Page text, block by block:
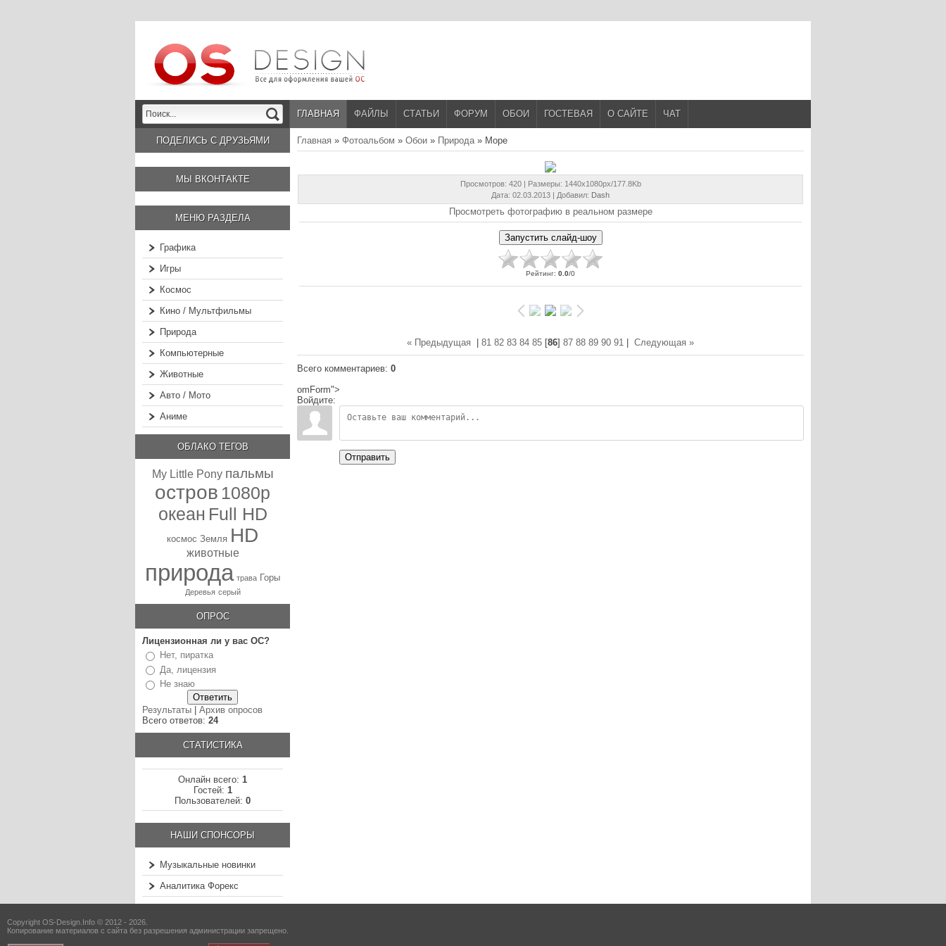
ГЛАВНАЯ ФАЙЛЫ СТАТЬИ ФОРУМ ОБОИ ГОСТЕВАЯ О САЙТЕ ЧАТ
ПОДЕЛИСЬ С ДРУЗЬЯМИ
МЫ ВКОНТАКТЕ
МЕНЮ РАЗДЕЛА
Графика
Игры
Космос
Кино / Мультфильмы
Природа
Компьютерные
Животные
Авто / Мото
Аниме
ОБЛАКО ТЕГОВ
My Little Pony пальмы
остров 1080p
океан Full HD
космос Земля HD
животные
природа трава Горы
Деревья серый
ОПРОС
Лицензионная ли у вас ОС?
Нет, пиратка
Да, лицензия
Не знаю
Результаты | Архив опросов
Всего ответов: 24
СТАТИСТИКА
Онлайн всего: 1
Гостей: 1
Пользователей: 0
НАШИ СПОНСОРЫ
Музыкальные новинки
Аналитика Форекс
Главная » Фотоальбом » Обои » Природа» Море
Просмотров: 420 | Размеры: 1440x1080px/177.8Kb
Дата: 02.03.2013 | Добавил: Dash
Просмотреть фотографию в реальном размере
Рейтинг: 0.0/0
« Предыдущая 81 82 83 84 85 [86] 87 88 89 90 91 Следующая »
Всего комментариев: 0
omForm">
Войдите:
Отправить
Copyright OS-Design.Info © 2012 - 2026.
Копирование материалов с сайта без разрешения администрации запрещено.